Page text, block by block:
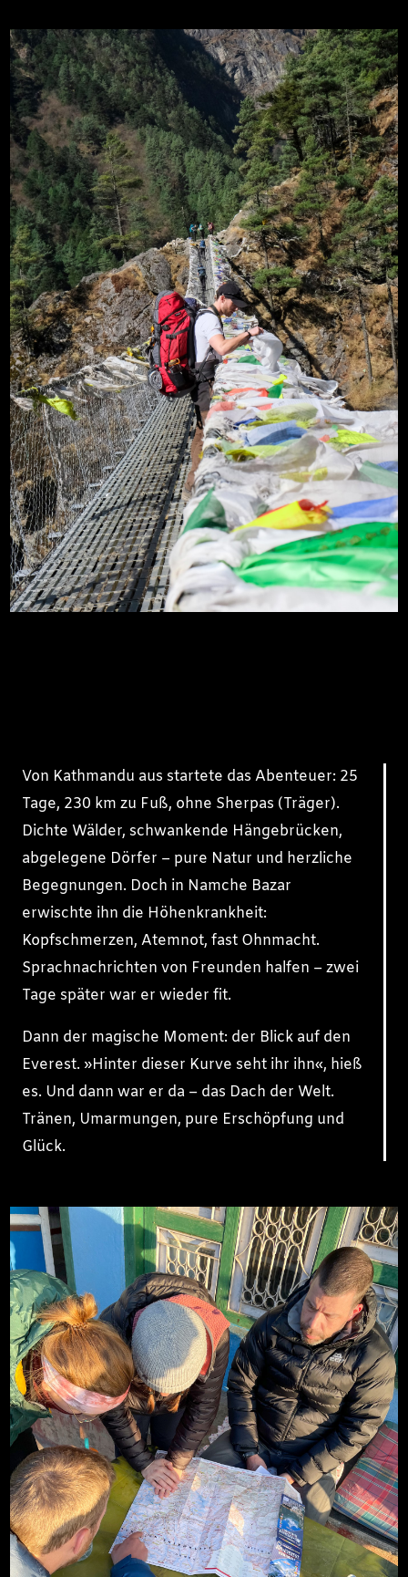
Von Kathmandu aus startete das Abenteuer: 25
Tage, 230 km zu Fuß, ohne Sherpas (Träger).
Dichte Wälder, schwankende Hängebrücken,
abgelegene Dörfer – pure Natur und herzliche
Begegnungen. Doch in Namche Bazar
erwischte ihn die Höhenkrankheit:
Kopfschmerzen, Atemnot, fast Ohnmacht.
Sprachnachrichten von Freunden halfen – zwei
Tage später war er wieder fit.
Dann der magische Moment: der Blick auf den
Everest. »Hinter dieser Kurve seht ihr ihn«, hieß
es. Und dann war er da – das Dach der Welt.
Tränen, Umarmungen, pure Erschöpfung und
Glück.